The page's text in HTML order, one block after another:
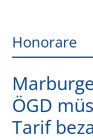
Honorare
ÖGD
Tarif